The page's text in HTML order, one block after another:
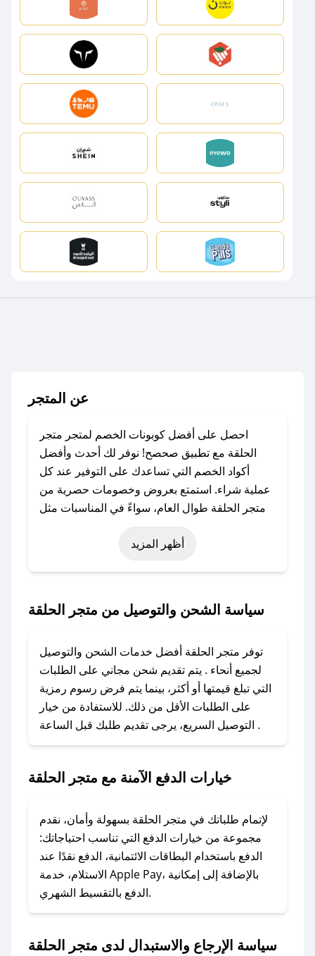
عن المتجر
احصل على أفضل كوبونات الخصم لمتجر متجر
الحلقة مع تطبيق صحصح! نوفر لك أحدث وأفضل
أكواد الخصم التي تساعدك على التوفير عند كل
عملية شراء. استمتع بعروض وخصومات حصرية من
متجر الحلقة طوال العام، سواءً في المناسبات مثل
عيد الفطر، عيد الأضحى، الجمعة البيضاء (شهر
نوفمبر)، رمضان، اليوم الوطني، يوم التأسيس، أو
حتى عروض خاصة أخرى.
باستخدام تطبيق صحصح، يمكنك العثور بسهولة على
تواصل معنا عبر تويتر أو البريد الإلكتروني لإضافته
بسرعة.
### كيفية استخدام كود خصم متجر الحلقة؟
1. انسخ كود الخصم من تطبيق صحصح.
2. الصقه في خانة الدفع عند التسوق من متجر
لا تقلق! يمكنك التواصل مع فريق دعم صحصح عبر
الرسائل الخاصة على تويتر أو البريد الإلكتروني،
وسنقوم بحل المشكلة في أسرع وقت ممكن.
### ماذا أفعل إذا لم أجد كود خصم لمتجري
المفضل؟
مراسلتنا مباشرة وسنعمل على توفير الكوبونات في
أظهر المزيد
سياسة الشحن والتوصيل من متجر الحلقة
توفر متجر الحلقة أفضل خدمات الشحن والتوصيل
لجميع أنحاء . يتم تقديم شحن مجاني على الطلبات
التي تبلغ قيمتها أو أكثر، بينما يتم فرض رسوم رمزية
على الطلبات الأقل من ذلك. للاستفادة من خيار
التوصيل السريع، يرجى تقديم طلبك قبل الساعة .
خيارات الدفع الآمنة مع متجر الحلقة
لإتمام طلباتك في متجر الحلقة بسهولة وأمان، نقدم
مجموعة من خيارات الدفع التي تناسب احتياجاتك:
الدفع باستخدام البطاقات الائتمانية، الدفع نقدًا عند
الاستلام، خدمة Apple Pay، بالإضافة إلى إمكانية
الدفع بالتقسيط الشهري.
سياسة الإرجاع والاستبدال لدى متجر الحلقة